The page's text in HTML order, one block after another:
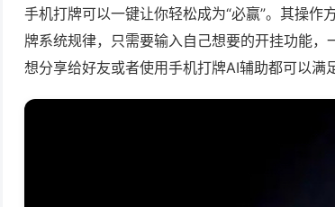
手机打牌可以一键让你轻松成为“必赢”。其操
牌系统规律，只需要输入自己想要的开挂功能
想分享给好友或者使用手机打牌AI辅助都可以满